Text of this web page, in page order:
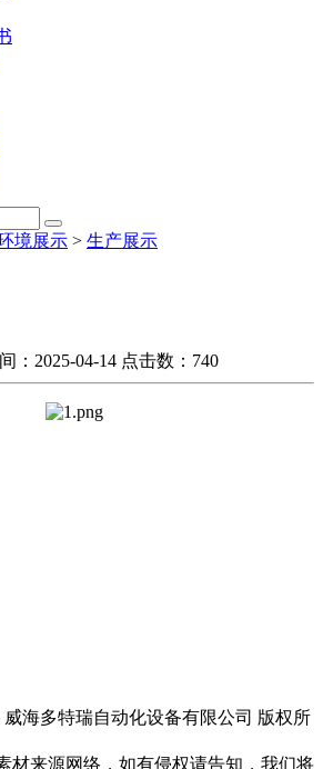
境展示 > 生产展示
：2025-04-14 点击数： 740
威海多特瑞自动化设备有限公司 版权所
材来源网络，如有侵权请告知，我们将